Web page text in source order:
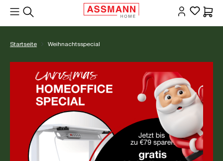
springen
Startseite Weihnachtsspecial